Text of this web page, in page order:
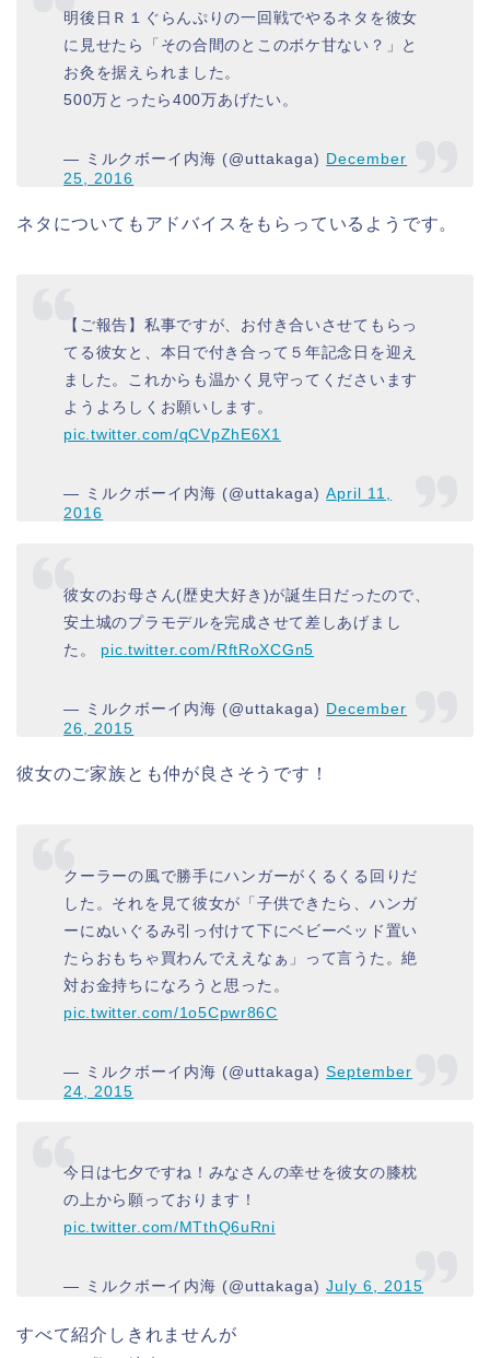
明後日Ｒ１ぐらんぷりの一回戦でやるネタを彼女
に見せたら「その合間のとこのボケ甘ない？」と
お灸を据えられました。
500万とったら400万あげたい。
— ミルクボーイ内海 (@uttakaga) December
25, 2016
ネタについてもアドバイスをもらっているようです。
【ご報告】私事ですが、お付き合いさせてもらっ
てる彼女と、本日で付き合って５年記念日を迎え
ました。これからも温かく見守ってくださいます
ようよろしくお願いします。
pic.twitter.com/qCVpZhE6X1
— ミルクボーイ内海 (@uttakaga)April 11,
2016
彼女のお母さん(歴史大好き)が誕生日だったので、
安土城のプラモデルを完成させて差しあげまし
た。 pic.twitter.com/RftRoXCGn5
— ミルクボーイ内海 (@uttakaga) December
26, 2015
彼女のご家族とも仲が良さそうです！
クーラーの風で勝手にハンガーがくるくる回りだ
した。それを見て彼女が「子供できたら、ハンガ
ーにぬいぐるみ引っ付けて下にベビーベッド置い
たらおもちゃ買わんでええなぁ」って言うた。絶
対お金持ちになろうと思った。
pic.twitter.com/1o5Cpwr86C
— ミルクボーイ内海 (@uttakaga)September
24, 2015
今日は七夕ですね！みなさんの幸せを彼女の膝枕
の上から願っております！
pic.twitter.com/MTthQ6uRni
— ミルクボーイ内海 (@uttakaga)July 6, 2015
すべて紹介しきれませんが